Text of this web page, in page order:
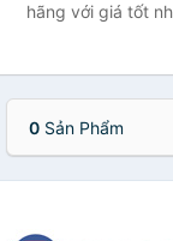
hãng với giá tốt
0 Sản Phẩm